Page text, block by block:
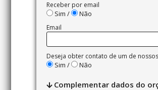
Receber por email
Sim / Não
Email
Deseja obter contato de um de
Sim / Não
Complementar dados do